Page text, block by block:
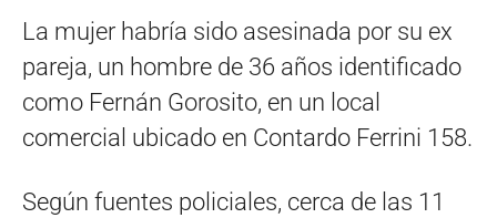
La mujer habría sido asesinada por su ex
pareja, un hombre de 36 años identificado
como Fernán Gorosito, en un local
comercial ubicado en Contardo Ferrini 158.
Según fuentes policiales, cerca de las 11